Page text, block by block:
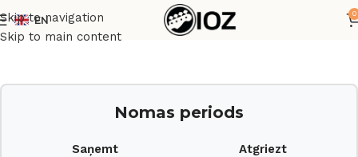
Skip to navigation
Skip to main content
EN
0
Sākums Perkusijas
Nomas periods
Saņemt Atgriezt